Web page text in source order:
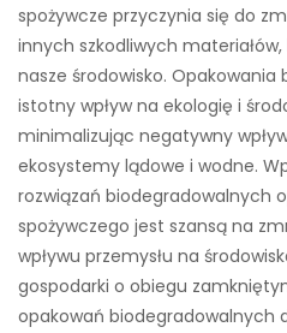
spożywcze przyczynia się do
innych szkodliwych
nasze środowisko.
istotny wpływ na ekologię i
minimalizując negatywny
ekosystemy lądowe i wodne.
rozwiązań biodegradowalnych
spożywczego jest szansą na
wpływu przemysłu na
gospodarki o obiegu
opakowań biodegradowalnych